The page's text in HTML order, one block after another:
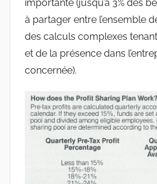
importante (jusqu’à 3% des
à partager entre l’ensemble
des calculs complexes
et de la présence dans
concernée).